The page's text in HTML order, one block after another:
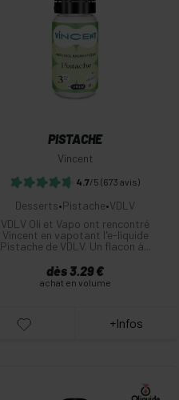
Commander
PISTACHE
Vincent
4.7/5 (673 avis)
Desserts•Pistache•VDLV
VDLV Oli et Vapo ont rencontré
Vincent en vapotant l'e-liquide
Pistache de VDLV. Un flacon à...
dès 3.29 €
achat en volume
+Infos